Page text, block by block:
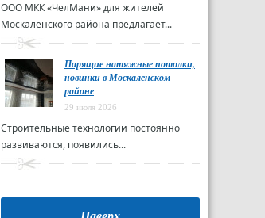
ООО МКК «ЧелМани» для жителей
Москаленского района предлагает...
Парящие натяжные потолки,
новинки в Москаленском
районе
29 июля 2026
Строительные технологии постоянно
развиваются, появились...